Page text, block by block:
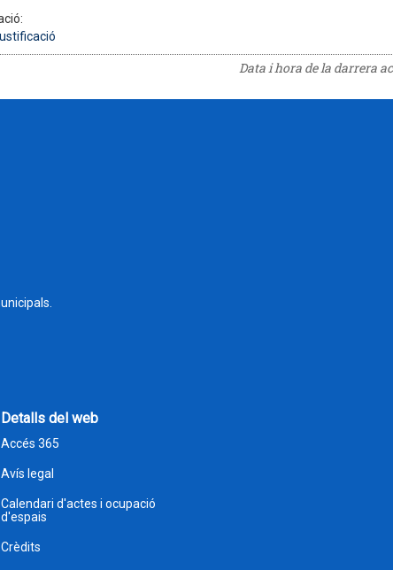
Data i hora de la darrera
Detalls del web
Accés 365
Avís legal
Calendari d'actes i ocupació
d'espais
Crèdits